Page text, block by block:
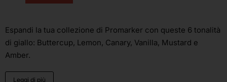
Espandi la tua collezione di Promarker con queste 6 tonalità
di giallo: Buttercup, Lemon, Canary, Vanilla, Mustard e
Amber.
Leggi di più